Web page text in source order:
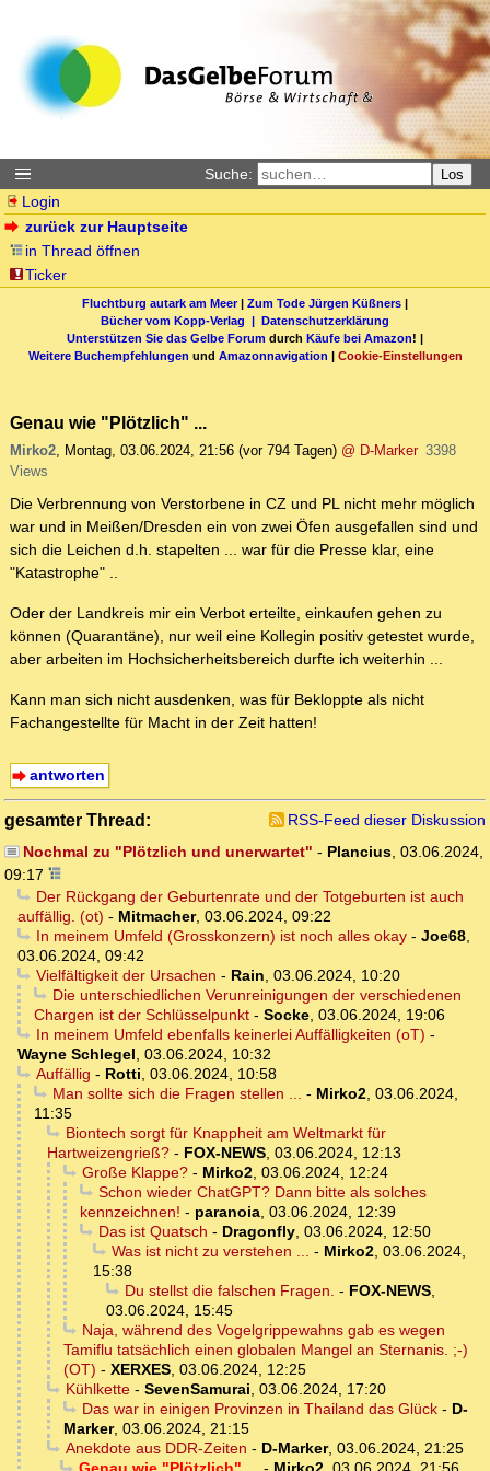
Suche: Los
Login
zurück zur Hauptseite
in Thread öffnen
Ticker
Fluchtburg autark am Meer| Zum Tode Jürgen Küßners |
Bücher vom Kopp-Verlag | Datenschutzerklärung
Unterstützen Sie das Gelbe Forum durch Käufe bei Amazon! |
Weitere Buchempfehlungen und Amazonnavigation | Cookie-Einstellungen
Genau wie "Plötzlich" ...
Mirko2, Montag, 03.06.2024, 21:56 (vor 794 Tagen) @ D-Marker 3398
Views
Die Verbrennung von Verstorbene in CZ und PL nicht mehr möglich
war und in Meißen/Dresden ein von zwei Öfen ausgefallen sind und
sich die Leichen d.h. stapelten ... war für die Presse klar, eine
"Katastrophe" ..
Oder der Landkreis mir ein Verbot erteilte, einkaufen gehen zu
können (Quarantäne), nur weil eine Kollegin positiv getestet wurde,
aber arbeiten im Hochsicherheitsbereich durfte ich weiterhin ...
Kann man sich nicht ausdenken, was für Bekloppte als nicht
Fachangestellte für Macht in der Zeit hatten!
antworten
gesamter Thread:
RSS-Feed dieser Diskussion
Nochmal zu "Plötzlich und unerwartet" - Plancius, 03.06.2024,
09:17
Der Rückgang der Geburtenrate und der Totgeburten ist auch
auffällig. (ot) - Mitmacher, 03.06.2024, 09:22
In meinem Umfeld (Grosskonzern) ist noch alles okay- Joe68,
03.06.2024, 09:42
Vielfältigkeit der Ursachen - Rain, 03.06.2024, 10:20
Die unterschiedlichen Verunreinigungen der verschiedenen
Chargen ist der Schlüsselpunkt - Socke, 03.06.2024, 19:06
In meinem Umfeld ebenfalls keinerlei Auffälligkeiten (oT) -
Wayne Schlegel, 03.06.2024, 10:32
Auffällig - Rotti, 03.06.2024, 10:58
Man sollte sich die Fragen stellen ... - Mirko2, 03.06.2024,
11:35
Biontech sorgt für Knappheit am Weltmarkt für
Hartweizengrieß? - FOX-NEWS, 03.06.2024, 12:13
Große Klappe?- Mirko2, 03.06.2024, 12:24
Schon wieder ChatGPT? Dann bitte als solches
kennzeichnen! - paranoia, 03.06.2024, 12:39
Das ist Quatsch - Dragonfly, 03.06.2024, 12:50
Was ist nicht zu verstehen ... - Mirko2, 03.06.2024,
15:38
Du stellst die falschen Fragen. - FOX-NEWS,
03.06.2024, 15:45
Naja, während des Vogelgrippewahns gab es wegen
Tamiflu tatsächlich einen globalen Mangel an Sternanis. ;-)
(OT) - XERXES, 03.06.2024, 12:25
Kühlkette- SevenSamurai, 03.06.2024, 17:20
Das war in einigen Provinzen in Thailand das Glück- D-
Marker, 03.06.2024, 21:15
Anekdote aus DDR-Zeiten - D-Marker, 03.06.2024, 21:25